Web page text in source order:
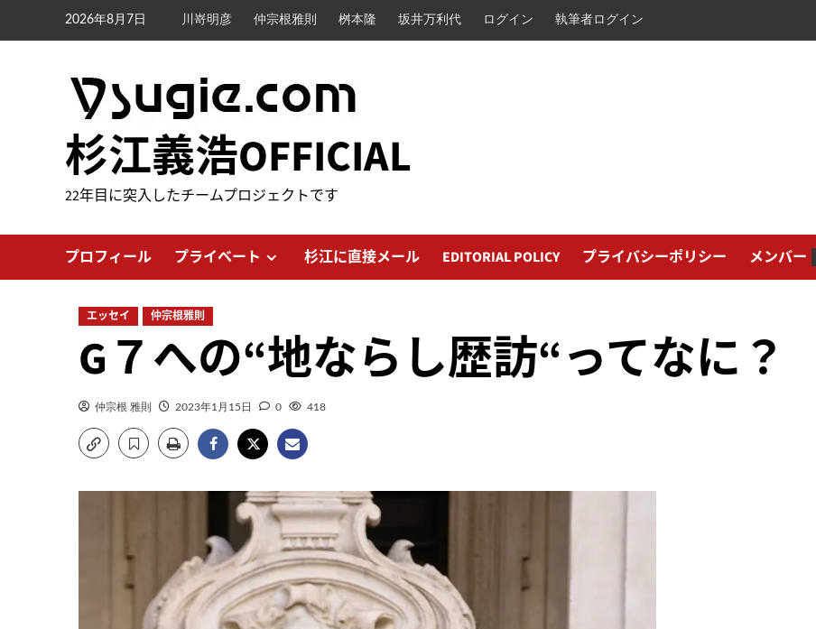
2026年8月7日 川嵜明彦 仲宗根雅則 桝本隆 坂井万利代 ログイン 執筆者ログイン
杉江義浩OFFICIAL
22年目に突入したチームプロジェクトです
プロフィール プライベート 杉江に直接メール EDITORIAL POLICY プライバシーポリシー メンバー
エッセイ 仲宗根雅則
G７への“地ならし歴訪“ってなに？
仲宗根 雅則 2023年1月15日 0 418